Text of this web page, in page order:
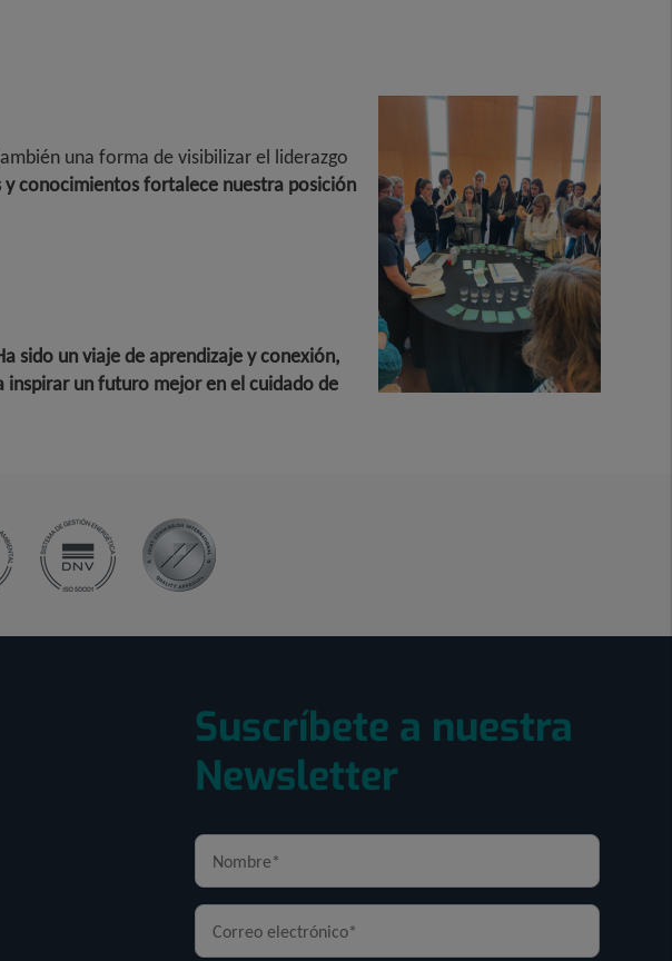
una forma de visibilizar el liderazgo
conocimientos fortalece nuestra posición
sido un viaje de aprendizaje y conexión,
un futuro mejor en el cuidado de
Suscríbete a nuestra
Newsletter